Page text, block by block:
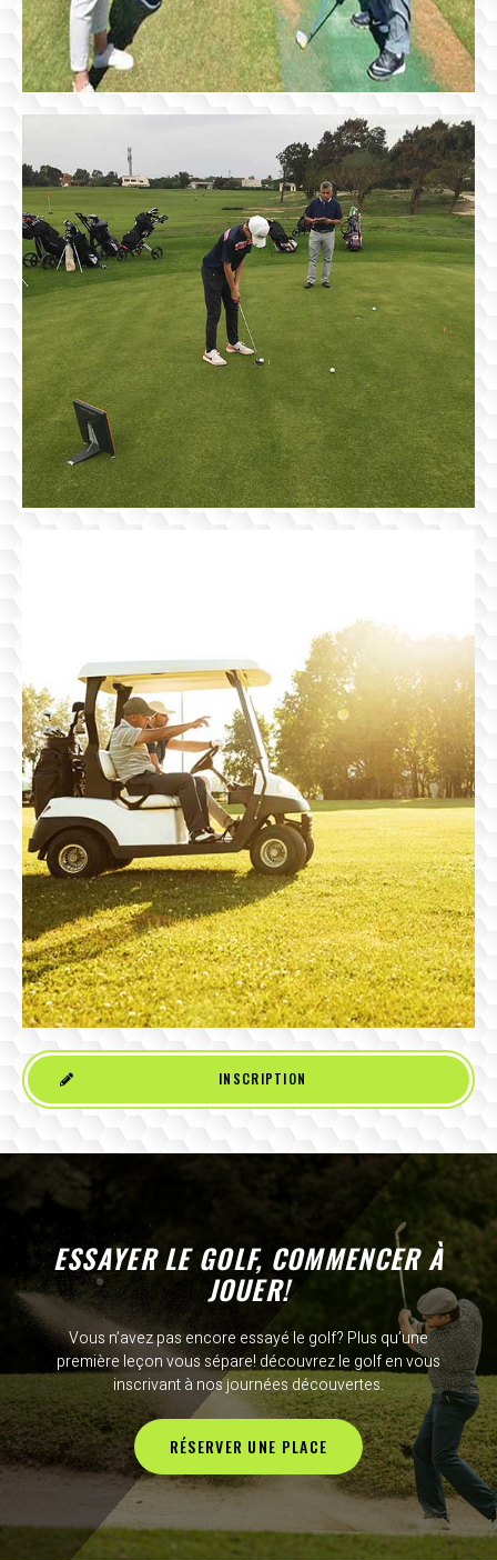
INSCRIPTION
ESSAYER LE GOLF, COMMENCER À
JOUER!
Vous n’avez pas encore essayé le golf? Plus qu’une
première leçon vous sépare! découvrez le golf en vous
inscrivant à nos journées découvertes.
RÉSERVER UNE PLACE